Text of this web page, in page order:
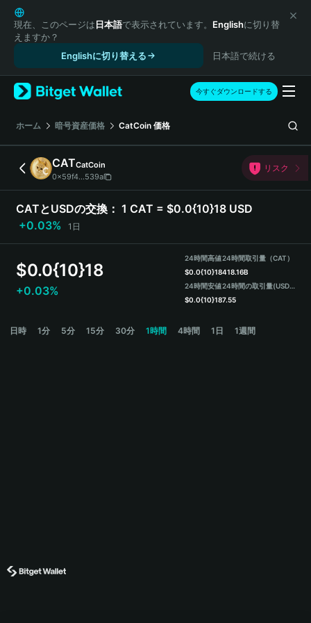
English
日本語
Tiếng Việt
Español (Latinoamérica)
Türkçe
Français
Deutsch
简体中文
繁體中文
Português (Portugal)
Bahasa Indonesia
ภาษาไทย
हिन्दी
Español
Português (Brasil)
現在、このページは日本語で表示されています。 Englishに切り替
えますか？
Englishに切り替える
日本語で続ける
今すぐダウンロードする
ホーム 暗号資産価格 CatCoin 価格
CATCatCoin
0x59f4...539a
リスク
CATとUSDの交換： 1 CAT = $0.0{10}18 USD
+0.03%
1日
$0.0{10}18
+0.03%
24時間高値
$0.0{10}18
24時間安値
$0.0{10}18
24時間取引量（CAT）
418.16B
24時間の取引量(USDT)
7.55
日時 1分 5分 15分 30分 1時間 4時間 1日 1週間